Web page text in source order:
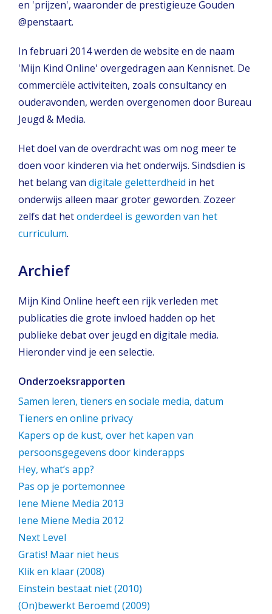
en 'prijzen', waaronder de prestigieuze Gouden
@penstaart.
In februari 2014 werden de website en de naam
'Mijn Kind Online' overgedragen aan Kennisnet. De
commerciële activiteiten, zoals consultancy en
ouderavonden, werden overgenomen door Bureau
Jeugd & Media.
Het doel van de overdracht was om nog meer te
doen voor kinderen via het onderwijs. Sindsdien is
het belang van digitale geletterdheid in het
onderwijs alleen maar groter geworden. Zozeer
zelfs dat hetonderdeel is geworden van het
curriculum.
Archief
Mijn Kind Online heeft een rijk verleden met
publicaties die grote invloed hadden op het
publieke debat over jeugd en digitale media.
Hieronder vind je een selectie.
Onderzoeksrapporten
Samen leren, tieners en sociale media, datum
Tieners en online privacy
Kapers op de kust, over het kapen van
persoonsgegevens door kinderapps
Hey, what’s app?
Pas op je portemonnee
Iene Miene Media 2013
Iene Miene Media 2012
Next Level
Gratis! Maar niet heus
Klik en klaar (2008)
Einstein bestaat niet (2010)
(On)bewerkt Beroemd (2009)